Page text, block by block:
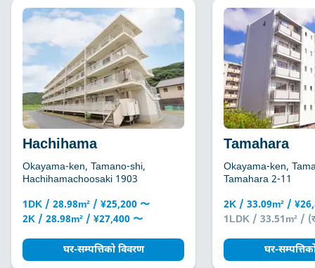
Hachihama
Okayama-ken, Tamano-shi,
Hachihamachoosaki 1903
1DK / 28.98m² / ¥25,200 〜
2K / 28.98m² / ¥27,400 〜
घर-सम्पत्तिको विवरण
Tamahara
Okayama-ken,
Tamahara 2-11
2K / 33.09m² /
1LDK / 33.51m² /
घर-